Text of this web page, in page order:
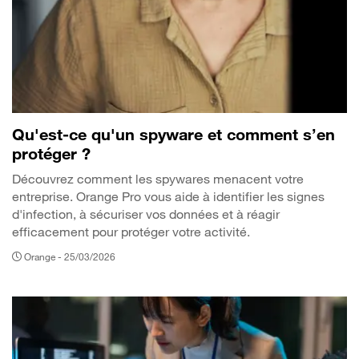
Qu'est-ce qu'un spyware et comment s’en
protéger ?
Découvrez comment les spywares menacent votre
entreprise. Orange Pro vous aide à identifier les signes
d'infection, à sécuriser vos données et à réagir
efficacement pour protéger votre activité.
Orange - 25/03/2026